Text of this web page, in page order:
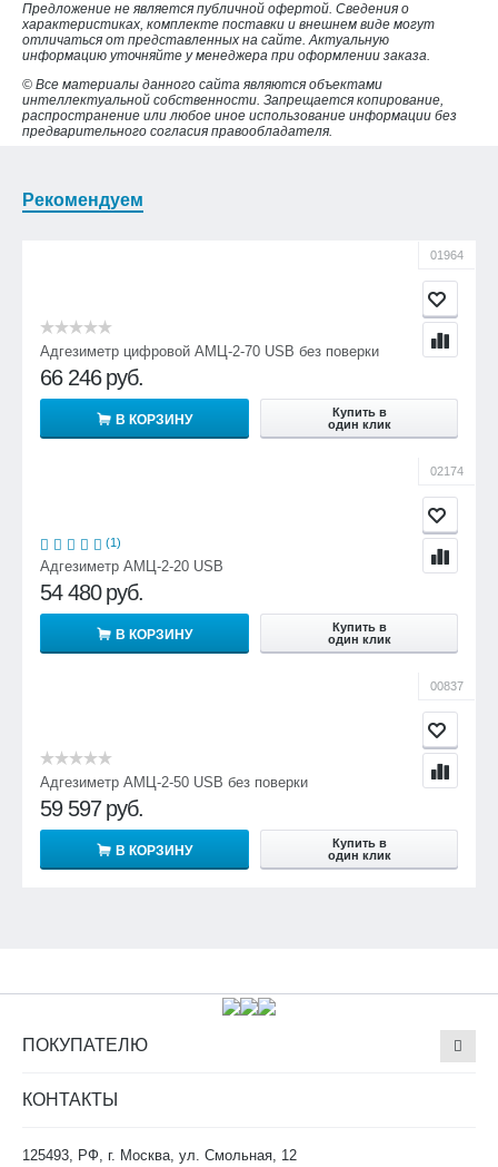
Предложение не является публичной офертой. Сведения о
характеристиках, комплекте поставки и внешнем виде могут
отличаться от представленных на сайте. Актуальную
информацию уточняйте у менеджера при оформлении заказа.
© Все материалы данного сайта являются объектами
интеллектуальной собственности. Запрещается копирование,
распространение или любое иное использование информации без
предварительного согласия правообладателя.
Рекомендуем
01964
Адгезиметр цифровой АМЦ-2-70 USB без поверки
66 246 руб.
В КОРЗИНУ
Купить в
один клик
02174
(1)
Адгезиметр АМЦ-2-20 USB
54 480 руб.
В КОРЗИНУ
Купить в
один клик
00837
Адгезиметр АМЦ-2-50 USB без поверки
59 597 руб.
В КОРЗИНУ
Купить в
один клик
ПОКУПАТЕЛЮ
КОНТАКТЫ
125493, РФ, г. Москва, ул. Смольная, 12